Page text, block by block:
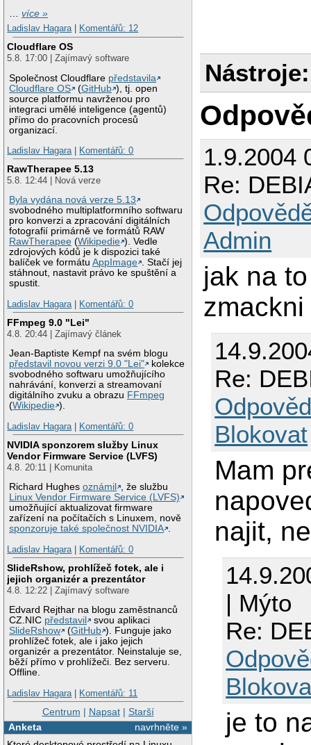
…více »
Ladislav Hagara| Komentářů: 12
Cloudflare OS
5.8. 17:00 | Zajímavý software
Společnost Cloudflare představila
Cloudflare OS
(GitHub ), tj. open
source platformu navrženou pro
integraci umělé inteligence (agentů)
přímo do pracovních procesů
organizací.
Ladislav Hagara| Komentářů: 0
RawTherapee 5.13
5.8. 12:44 | Nová verze
Byla vydána nová verze 5.13
svobodného multiplatformního softwaru
pro konverzi a zpracování digitálních
fotografií primárně ve formátů RAW
RawTherapee (Wikipedie ). Vedle
zdrojových kódů je k dispozici také
balíček ve formátuAppImage . Stačí jej
stáhnout, nastavit právo ke spuštění a
spustit.
Ladislav Hagara| Komentářů: 0
FFmpeg 9.0 "Lei"
4.8. 20:44 | Zajímavý článek
Jean-Baptiste Kempf na svém blogu
představil novou verzi 9.0 "Lei"
kolekce
svobodného softwaru umožňujícího
nahrávání, konverzi a streamovaní
digitálního zvuku a obrazu FFmpeg
(Wikipedie ).
Ladislav Hagara| Komentářů: 0
NVIDIA sponzorem služby Linux
Vendor Firmware Service (LVFS)
4.8. 20:11 | Komunita
Richard Hughesoznámil
, že službu
Linux Vendor Firmware Service (LVFS)
umožňující aktualizovat firmware
zařízení na počítačích s Linuxem, nově
sponzoruje také společnost NVIDIA .
Ladislav Hagara| Komentářů: 0
SlideRshow, prohlížeč fotek, ale i
jejich organizér a prezentátor
4.8. 12:22 | Zajímavý software
Edvard Rejthar na blogu zaměstnanců
CZ.NIC představil
svou aplikaci
SlideRshow
(GitHub ). Funguje jako
prohlížeč fotek, ale i jako jejich
organizér a prezentátor. Neinstaluje se,
běží přímo v prohlížeči. Bez serveru.
Offline.
Ladislav Hagara| Komentářů: 11
Centrum | Napsat| Starší
navrhněte »
Anketa
Nástroje:
1.9.2004
Re:
Admin
jak na
Re:
Blokovat
Mam
najit,
| Mýto
Re:
je to